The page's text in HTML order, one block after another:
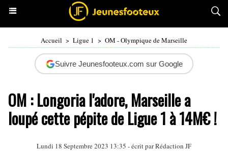
Accueil > Ligue 1 > OM - Olympique de Marseille
Suivre Jeunesfooteux.com sur Google
OM : Longoria l'adore, Marseille a
loupé cette pépite de Ligue 1 à 14M€ !
Lundi 18 Septembre 2023 13:35 - écrit par Rédaction JF